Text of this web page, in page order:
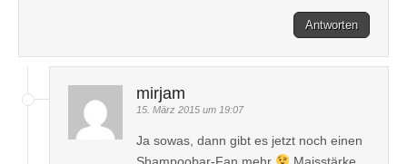
Antworten
mirjam
15. März 2015 um 19:07
Ja sowas, dann gibt es jetzt noch einen